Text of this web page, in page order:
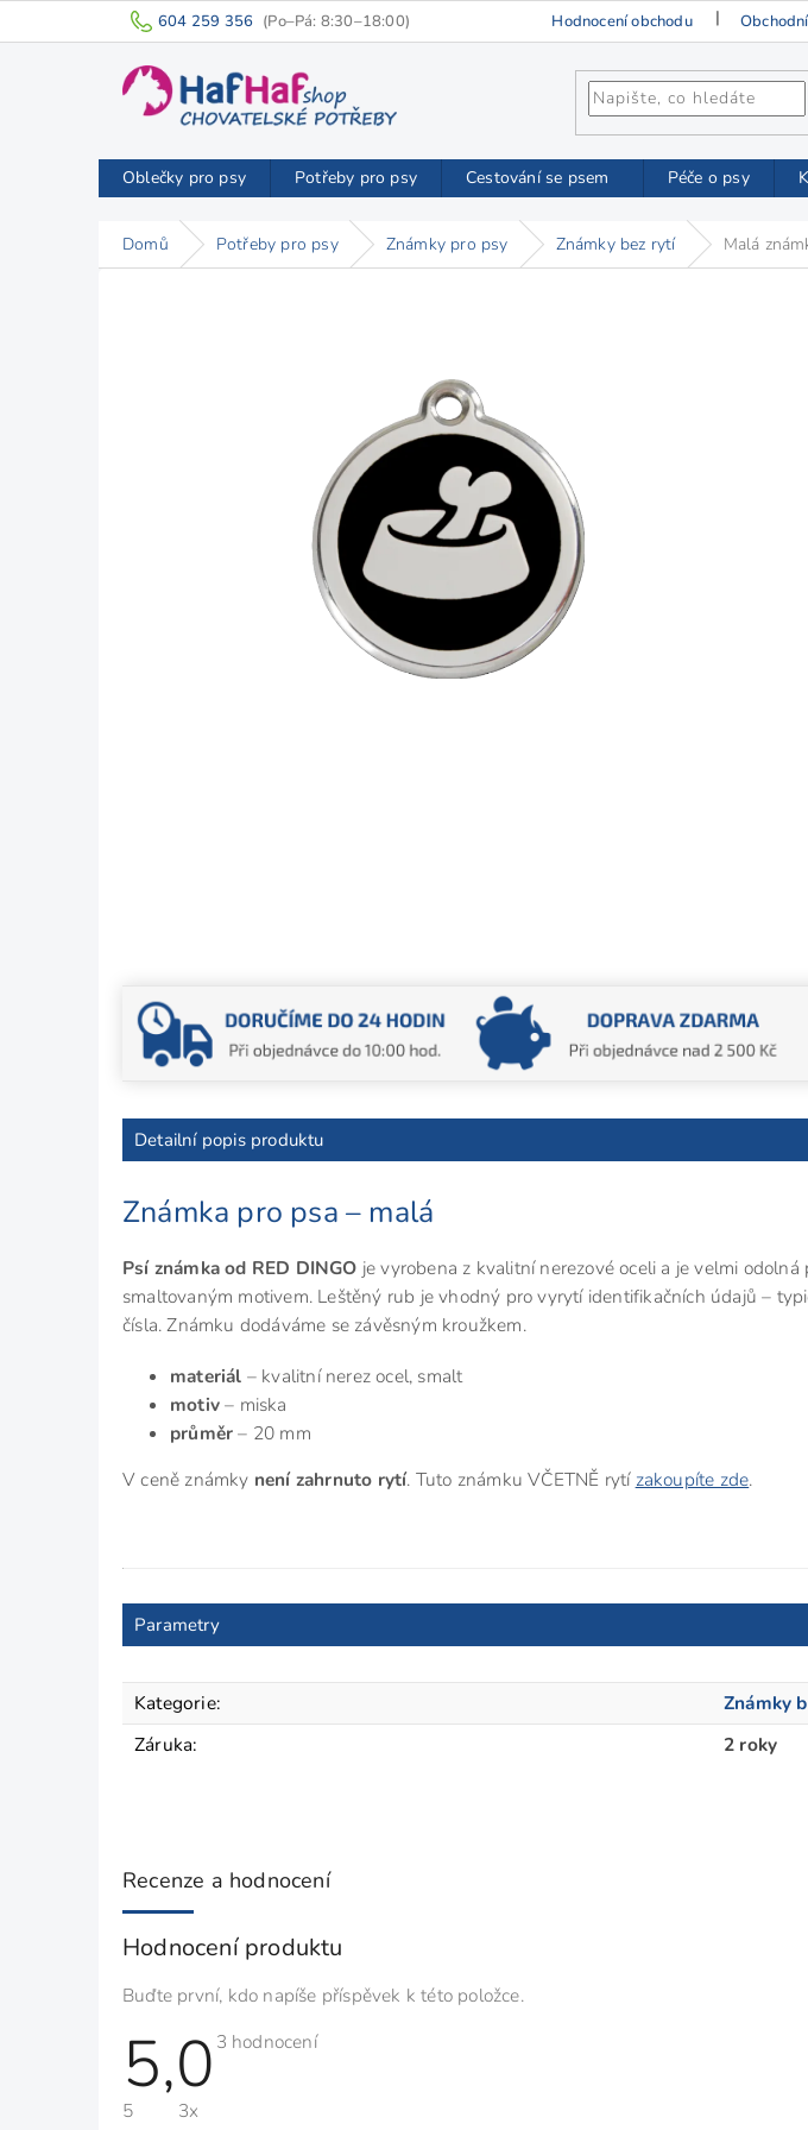
na
604 259 356 Hodnocení obchodu
Oblečky pro psy Potřeby pro psy Cestování se psem Péče o psy
Domů Potřeby pro psy Známky pro psy Známky bez rytí Malá
Detailní popis produktu
Známka pro psa – malá
Psí známka od RED DINGO je vyrobena z kvalitní nerezové oceli a je velmi
smaltovaným motivem. Leštěný rub je vhodný pro vyrytí identifikačních údajů –
čísla. Známku dodáváme se závěsným kroužkem.
materiál – kvalitní nerez ocel, smalt
motiv– miska
průměr– 20 mm
V ceně známky není zahrnuto rytí. Tuto známku VČETNĚ rytí zakoupíte zde.
Parametry
Kategorie:
Známky
Záruka: 2 roky
Recenze a hodnocení
Hodnocení produktu
Buďte první, kdo napíše příspěvek k této položce.
5,0 Průměrné
3 hodnocení
5
3x